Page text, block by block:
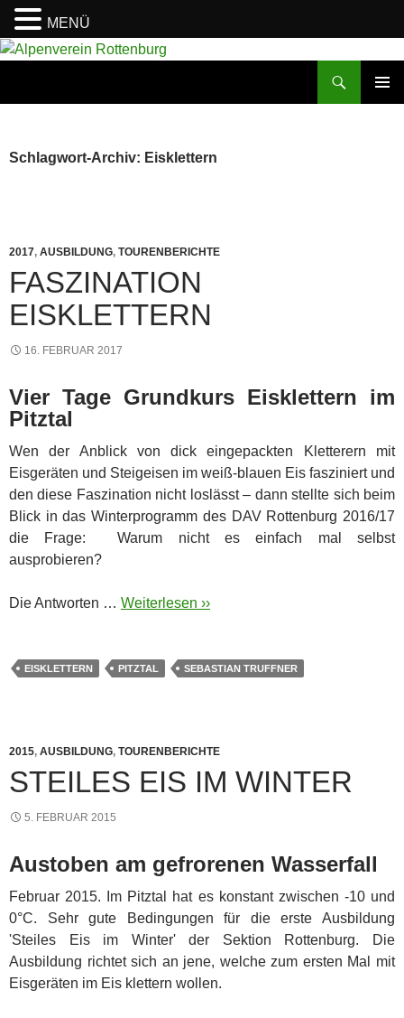
Zum
Schlagwort-Archiv: Eisklettern
2017, AUSBILDUNG, TOURENBERICHTE
FASZINATION
EISKLETTERN
16. FEBRUAR 2017
Vier Tage Grundkurs Eisklettern im
Pitztal
Wen der Anblick von dick eingepackten Kletterern mit
Eisgeräten und Steigeisen im weiß-blauen Eis fasziniert und
den diese Faszination nicht loslässt – dann stellte sich beim
Blick in das Winterprogramm des DAV Rottenburg 2016/17
die Frage: Warum nicht es einfach mal selbst
ausprobieren?
Die Antworten … Weiterlesen ››
EISKLETTERN PITZTAL SEBASTIAN TRUFFNER
2015, AUSBILDUNG, TOURENBERICHTE
STEILES EIS IM WINTER
5. FEBRUAR 2015
Austoben am gefrorenen Wasserfall
Februar 2015. Im Pitztal hat es konstant zwischen -10 und
0°C. Sehr gute Bedingungen für die erste Ausbildung
'Steiles Eis im Winter' der Sektion Rottenburg. Die
Ausbildung richtet sich an jene, welche zum ersten Mal mit
Eisgeräten im Eis klettern wollen.
MENÜ